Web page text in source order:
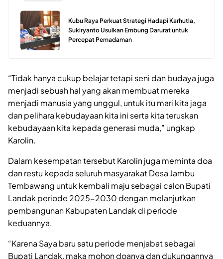
Kubu Raya Perkuat Strategi Hadapi Karhutla,
Sukiryanto Usulkan Embung Darurat untuk
Percepat Pemadaman
“Tidak hanya cukup belajar tetapi seni dan budaya juga
menjadi sebuah hal yang akan membuat mereka
menjadi manusia yang unggul, untuk itu mari kita jaga
dan pelihara kebudayaan kita ini serta kita teruskan
kebudayaan kita kepada generasi muda,” ungkap
Karolin.
Dalam kesempatan tersebut Karolin juga meminta doa
dan restu kepada seluruh masyarakat Desa Jambu
Tembawang untuk kembali maju sebagai calon Bupati
Landak periode 2025-2030 dengan melanjutkan
pembangunan Kabupaten Landak di periode
keduannya.
“Karena Saya baru satu periode menjabat sebagai
Bupati Landak, maka mohon doanya dan dukungannya